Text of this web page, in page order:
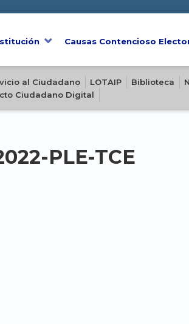
Causas Contencioso
al Ciudadano LOTAIP Biblioteca
Ciudadano Digital
PLE-TCE